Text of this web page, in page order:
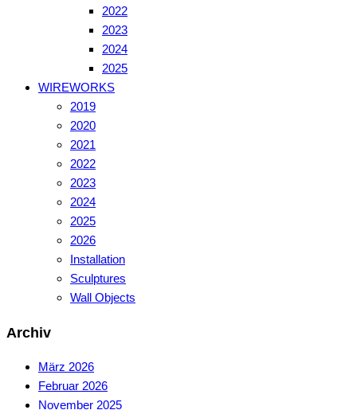
2022
2023
2024
2025
WIREWORKS
2019
2020
2021
2022
2023
2024
2025
2026
Installation
Sculptures
Wall Objects
Archiv
März 2026
Februar 2026
November 2025